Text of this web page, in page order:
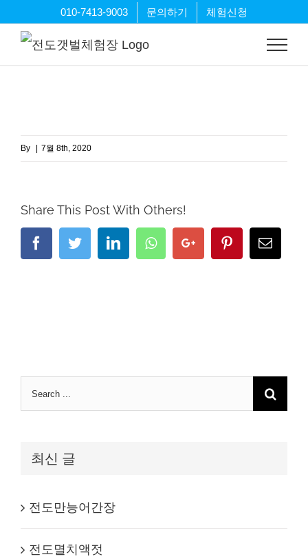
content
010-7413-9003 문의하기 체험신청
By 7월 8th, 2020
Share This Post With Others!
FacebookTwitterLinkedInWhatsappGoogle+PinterestEmail
Search
최신 글
전도만능어간장
전도멸치액젓